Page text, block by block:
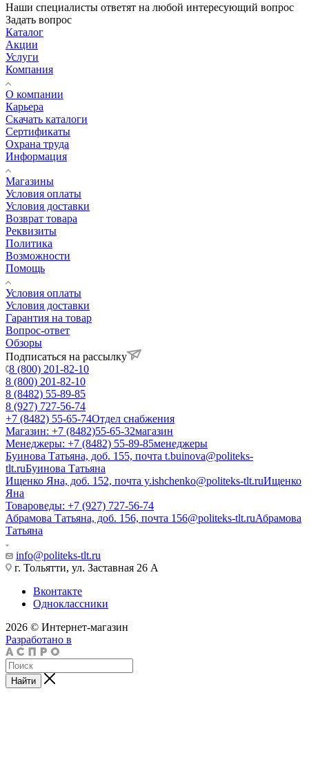
Наши специалисты ответят на любой интересующий вопрос
Задать вопрос
Каталог
Акции
Услуги
Компания
О компании
Карьера
Cкачать каталоги
Сертификаты
Охрана труда
Информация
Магазины
Условия оплаты
Условия доставки
Возврат товара
Реквизиты
Политика
Возможности
Помощь
Условия оплаты
Условия доставки
Гарантия на товар
Вопрос-ответ
Обзоры
Подписаться на рассылку
8 (800) 201-82-10
8 (800) 201-82-10
8 (8482) 55-89-85
8 (927) 727-56-74
+7 (8482) 55-65-74Отдел снабжения
Магазин: +7 (8482)55-65-32магазин
Менеджеры: +7 (8482) 55-89-85менеджеры
Буинова Татьяна, доб. 155, почта t.buinova@politeks-
tlt.ruБуинова Татьяна
Ищенко Яна, доб. 152, почта y.ishchenko@politeks-tlt.ruИщенко
Яна
Товароведы: +7 (927) 727-56-74
Абрамова Татьяна, доб. 156, почта 156@politeks-tlt.ruАбрамова
Татьяна
info@politeks-tlt.ru
г. Тольятти, ул. Заставная 26 А
Вконтакте
Одноклассники
2026 © Интернет-магазин
Разработано в
Найти